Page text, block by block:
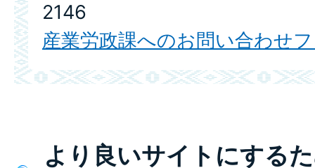
2146
産業労政課へのお問い合わせ
より良いサイトにする